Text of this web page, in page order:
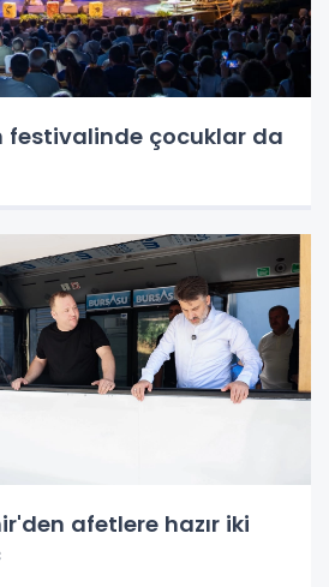
festivalinde çocuklar da
afetlere hazır iki